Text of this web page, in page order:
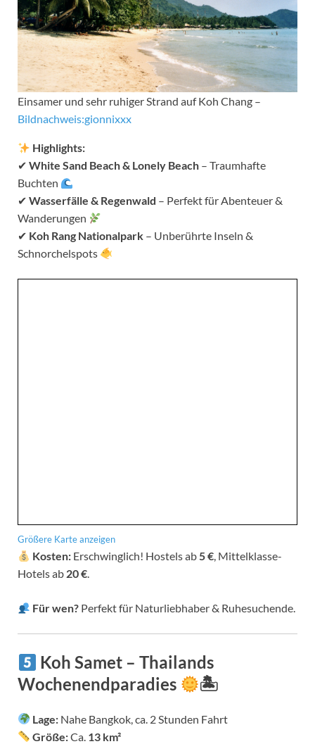
Einsamer und sehr ruhiger Strand auf Koh Chang –
Bildnachweis:gionnixxx
Highlights:
✔ White Sand Beach & Lonely Beach – Traumhafte
Buchten
✔ Wasserfälle & Regenwald – Perfekt für Abenteuer &
Wanderungen
✔ Koh Rang Nationalpark – Unberührte Inseln &
Schnorchelspots
Größere Karte anzeigen
Kosten: Erschwinglich! Hostels ab5 €, Mittelklasse-
Hotels ab 20 €.
Für wen? Perfekt für Naturliebhaber & Ruhesuchende.
Koh Samet – Thailands
Wochenendparadies
🏝
Lage: Nahe Bangkok, ca. 2 Stunden Fahrt
Größe:Ca. 13 km²